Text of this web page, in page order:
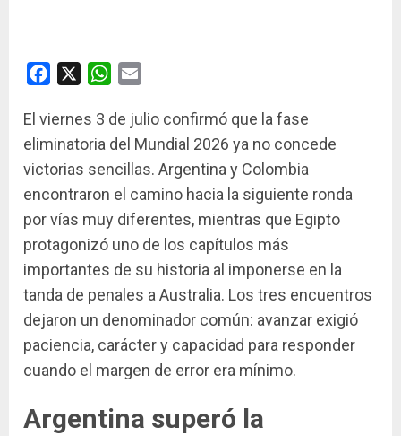
Facebook WhatsApp
El viernes 3 de julio confirmó que la fase
eliminatoria del Mundial 2026 ya no concede
victorias sencillas. Argentina y Colombia
encontraron el camino hacia la siguiente ronda
por vías muy diferentes, mientras que Egipto
protagonizó uno de los capítulos más
importantes de su historia al imponerse en la
tanda de penales a Australia. Los tres encuentros
dejaron un denominador común: avanzar exigió
paciencia, carácter y capacidad para responder
cuando el margen de error era mínimo.
Argentina superó la